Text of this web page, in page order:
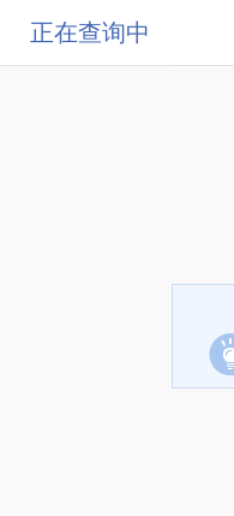
正在查询中